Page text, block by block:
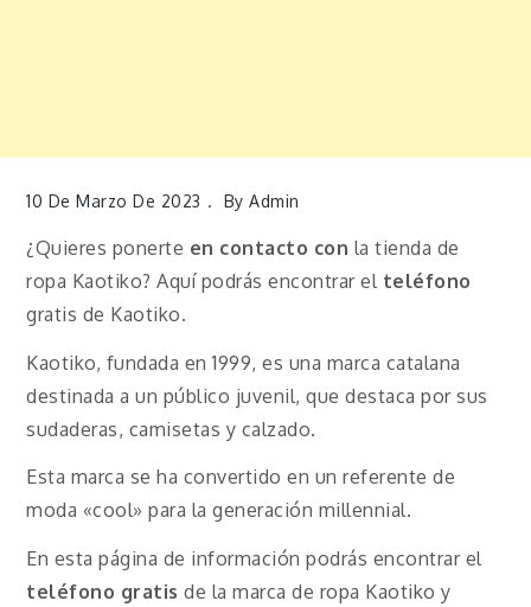
10 De Marzo De 2023 ByAdmin
¿Quieres ponerte en contacto con la tienda de
ropa Kaotiko? Aquí podrás encontrar el teléfono
gratis de Kaotiko.
Kaotiko, fundada en 1999, es una marca catalana
destinada a un público juvenil, que destaca por sus
sudaderas, camisetas y calzado.
Esta marca se ha convertido en un referente de
moda «cool» para la generación millennial.
En esta página de información podrás encontrar el
teléfono gratis de la marca de ropa Kaotiko y